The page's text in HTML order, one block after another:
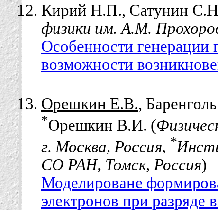
Кирий Н.П., Сатунин
физики им. А.М.
Особенности генерации
возможности
Орешкин Е.В.,
*Орешкин В.И. (
г. Москва, Россия, *
СО РАН, Томск, Россия)
Моделироване
электронов при разряде